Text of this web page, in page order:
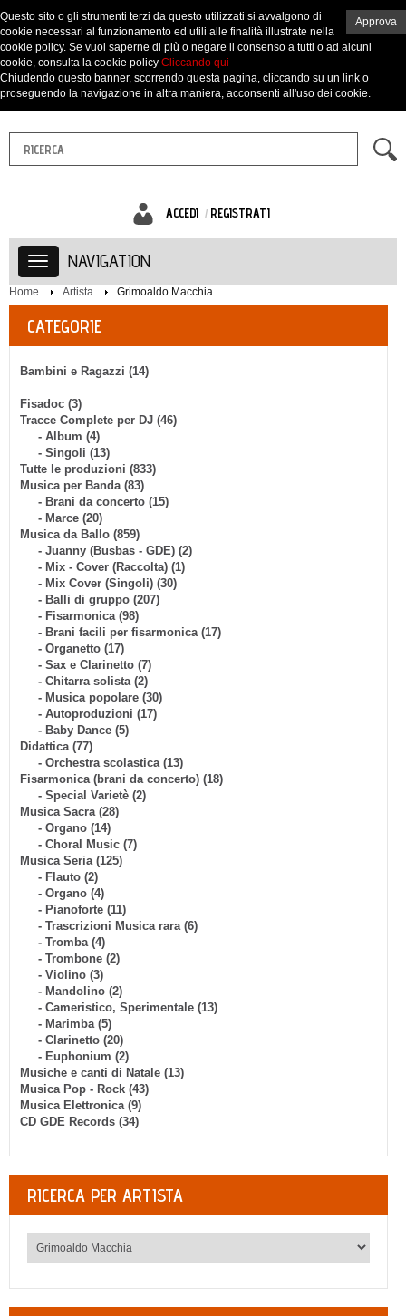
ACCEDI REGISTRATI
NAVIGATION
Home Artista Grimoaldo Macchia
CATEGORIE
Bambini e Ragazzi (14)
Fisadoc (3)
Tracce Complete per DJ (46)
- Album (4)
- Singoli (13)
Tutte le produzioni (833)
Musica per Banda (83)
- Brani da concerto (15)
- Marce (20)
Musica da Ballo (859)
- Juanny (Busbas - GDE) (2)
- Mix - Cover (Raccolta) (1)
- Mix Cover (Singoli) (30)
- Balli di gruppo (207)
- Fisarmonica (98)
- Brani facili per fisarmonica (17)
- Organetto (17)
- Sax e Clarinetto (7)
- Chitarra solista (2)
- Musica popolare (30)
- Autoproduzioni (17)
- Baby Dance (5)
Didattica (77)
- Orchestra scolastica (13)
Fisarmonica (brani da concerto) (18)
- Special Varietè (2)
Musica Sacra (28)
- Organo (14)
- Choral Music (7)
Musica Seria (125)
- Flauto (2)
- Organo (4)
- Pianoforte (11)
- Trascrizioni Musica rara (6)
- Tromba (4)
- Trombone (2)
- Violino (3)
- Mandolino (2)
- Cameristico, Sperimentale (13)
- Marimba (5)
- Clarinetto (20)
- Euphonium (2)
Musiche e canti di Natale (13)
Musica Pop - Rock (43)
Musica Elettronica (9)
CD GDE Records (34)
RICERCA PER ARTISTA
Approva
Questo sito o gli strumenti terzi da questo utilizzati si avvalgono di
cookie necessari al funzionamento ed utili alle finalità illustrate nella
cookie policy. Se vuoi saperne di più o negare il consenso a tutti o ad alcuni
cookie, consulta la cookie policy Cliccando qui
Chiudendo questo banner, scorrendo questa pagina, cliccando su un link o
proseguendo la navigazione in altra maniera, acconsenti all'uso dei cookie.